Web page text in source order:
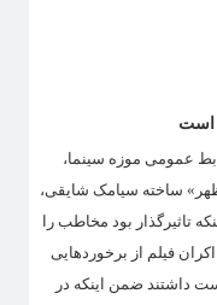
است
عمومی موزه سینما،
فیلم «باغ فردوس 5 بعدازظهر» ساخته سیامک شایقی،
تاثیرگذار بود مخاطب را
فیلم از برخوردهایی
داشتند ضمن اینکه در